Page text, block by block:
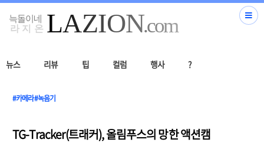
뉴스 리뷰 팁 컬럼 행사 ?
#카메라#녹음기
TG-Tracker(트래커), 올림푸스의 망한 액션캠